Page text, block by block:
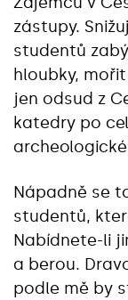
zástupy.
studentů
hloubky,
jen odsud z
katedry po
Nápadně se
studentů,
Nabídnete-li
a berou.
podle mě by